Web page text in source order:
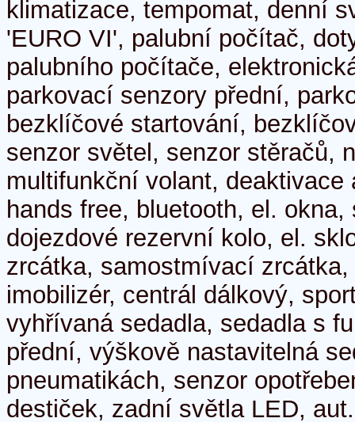
klimatizace, tempomat, denní
'EURO VI', palubní počítač,
palubního počítače,
parkovací senzory přední,
bezklíčové startování,
senzor světel, senzor stěračů,
multifunkční volant, deaktivace
hands free, bluetooth, el.
dojezdové rezervní kolo, el.
zrcátka, samostmívací
imobilizér, centrál dálkový,
vyhřívaná sedadla, sedadla s
přední, výškově nastavitelná
pneumatikách, senzor
destiček, zadní světla LED,